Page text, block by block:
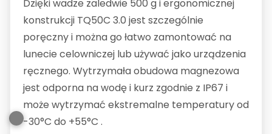
Dzięki wadze zaledwie 500 g i ergonomicznej
konstrukcji TQ50C 3.0 jest szczególnie
poręczny i można go łatwo zamontować na
lunecie celowniczej lub używać jako urządzenia
ręcznego. Wytrzymała obudowa magnezowa
jest odporna na wodę i kurz zgodnie z IP67 i
może wytrzymać ekstremalne temperatury od
-30°C do +55°C .